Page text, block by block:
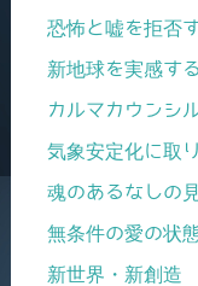
恐怖と嘘を拒否
新地球を実感す
カルマカウンシ
気象安定化に取
魂のあるなしの
無条件の愛の状
新世界・新創造